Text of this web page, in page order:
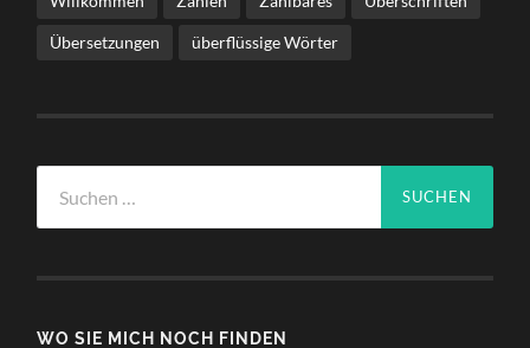
Übersetzungen überflüssige Wörter
nach:
WO SIE MICH NOCH FINDEN